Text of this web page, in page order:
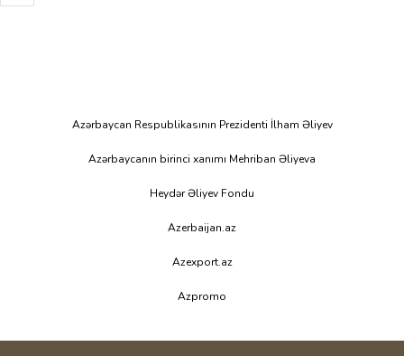
Azərbaycan Respublikasının Prezidenti İlham Əliyev
Azərbaycanın birinci xanımı Mehriban Əliyeva
Heydər Əliyev Fondu
Azerbaijan.az
Azexport.az
Azpromo